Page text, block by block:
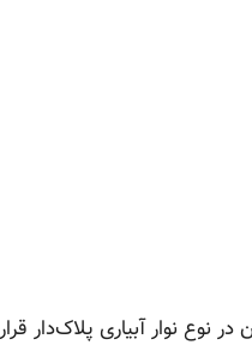
نوع نوار آبیاری پلاک‌دار